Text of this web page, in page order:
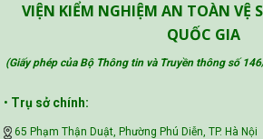
VIỆN KIỂM NGHIỆM AN TOÀN VỆ
QUỐC GIA
(Giấy phép của Bộ Thông tin và Truyền thông số
• Trụ sở chính:
65 Phạm Thận Duật, Phường Phú Diễn, TP. Hà Nội